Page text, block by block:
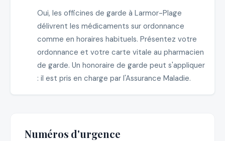
Oui, les officines de garde à Larmor-Plage
délivrent les médicaments sur ordonnance
comme en horaires habituels. Présentez votre
ordonnance et votre carte vitale au pharmacien
de garde. Un honoraire de garde peut s'appliquer
: il est pris en charge par l'Assurance Maladie.
Numéros d'urgence